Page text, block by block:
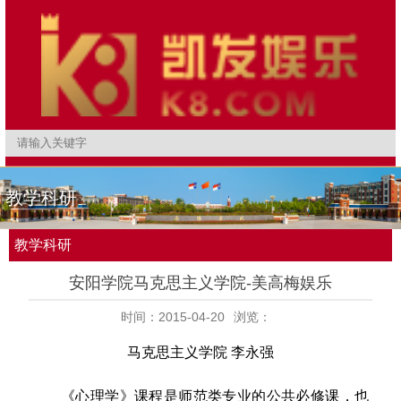
教学科研
教学科研
安阳学院马克思主义学院-美高梅娱乐
时间：2015-04-20 浏览：
马克思主义学院 李永强
《心理学》课程是师范类专业的公共必修课，也